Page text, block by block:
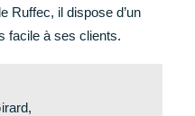
Ruffec, il dispose d’un
facile à ses clients.